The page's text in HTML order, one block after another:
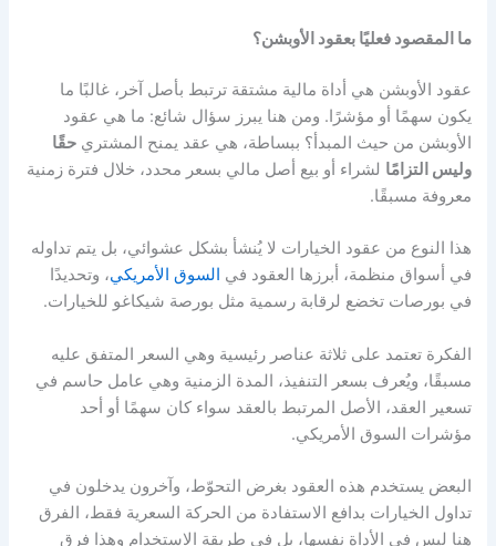
ما المقصود فعليًا بعقود الأوبشن؟
عقود الأوبشن هي أداة مالية مشتقة ترتبط بأصل آخر، غالبًا ما
يكون سهمًا أو مؤشرًا. ومن هنا يبرز سؤال شائع: ما هي عقود
الأوبشن من حيث المبدأ؟ ببساطة، هي عقد يمنح المشتري حقًا
وليس التزامًالشراء أو بيع أصل مالي بسعر محدد، خلال فترة زمنية
معروفة مسبقًا.
هذا النوع من عقود الخيارات لا يُنشأ بشكل عشوائي، بل يتم تداوله
في أسواق منظمة، أبرزها العقود في السوق الأمريكي ،وتحديدًا
في بورصات تخضع لرقابة رسمية مثل بورصة شيكاغو للخيارات.
الفكرة تعتمد على ثلاثة عناصر رئيسية وهي السعر المتفق عليه
مسبقًا، ويُعرف بسعر التنفيذ، المدة الزمنية وهي عامل حاسم في
تسعير العقد، الأصل المرتبط بالعقد سواء كان سهمًا أو أحد
مؤشرات السوق الأمريكي.
البعض يستخدم هذه العقود بغرض التحوّط، وآخرون يدخلون في
تداول الخياراتبدافع الاستفادة من الحركة السعرية فقط، الفرق
هنا ليس في الأداة نفسها، بل في طريقة الاستخدام وهذا فرق